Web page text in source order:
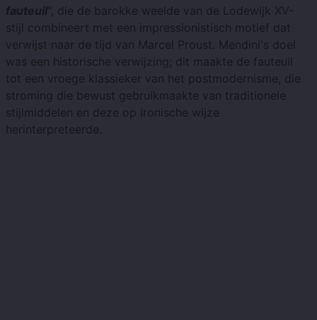
fauteuil", die de barokke weelde van de Lodewijk XV-
stijl combineert met een impressionistisch motief dat
verwijst naar de tijd van Marcel Proust. Mendini's doel
was een historische verwijzing; dit maakte de fauteuil
tot een vroege klassieker van het postmodernisme, die
stroming die bewust gebruikmaakte van traditionele
stijlmiddelen en deze op ironische wijze
herinterpreteerde.